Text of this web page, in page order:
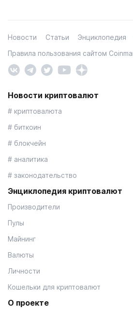
Новости Статьи Энциклопедия
Правила пользования сайтом
Новости криптовалют
# криптовалюта
# биткоин
# блокчейн
# аналитика
# законодательство
Энциклопедия криптовалют
Производители
Пулы
Майнинг
Валюты
Личности
Кошельки для криптовалют
О проекте